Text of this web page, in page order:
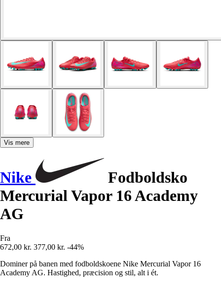
Vis mere
Nike
Fodboldsko
Mercurial Vapor 16 Academy
AG
Fra
672,00 kr. 377,00 kr. -44%
Dominer på banen med fodboldskoene Nike Mercurial Vapor 16
Academy AG. Hastighed, præcision og stil, alt i ét.